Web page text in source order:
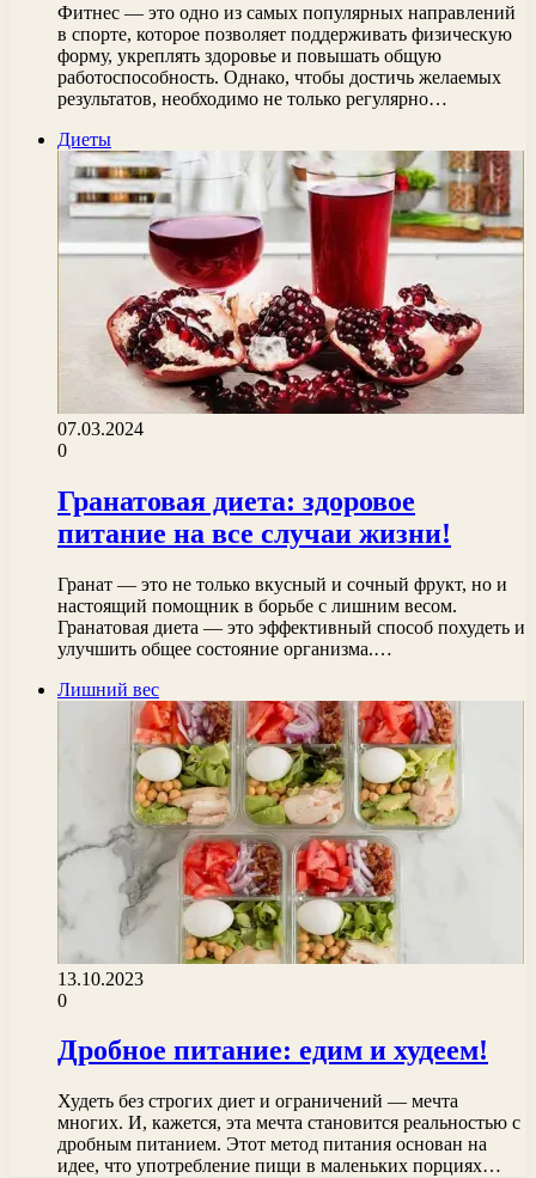
Фитнес — это одно из самых популярных направлений
в спорте, которое позволяет поддерживать физическую
форму, укреплять здоровье и повышать общую
работоспособность. Однако, чтобы достичь желаемых
результатов, необходимо не только регулярно…
Диеты
07.03.2024
0
Гранатовая диета: здоровое
питание на все случаи жизни!
Гранат — это не только вкусный и сочный фрукт, но и
настоящий помощник в борьбе с лишним весом.
Гранатовая диета — это эффективный способ похудеть и
улучшить общее состояние организма.…
Лишний вес
13.10.2023
0
Дробное питание: едим и худеем!
Худеть без строгих диет и ограничений — мечта
многих. И, кажется, эта мечта становится реальностью с
дробным питанием. Этот метод питания основан на
идее, что употребление пищи в маленьких порциях…